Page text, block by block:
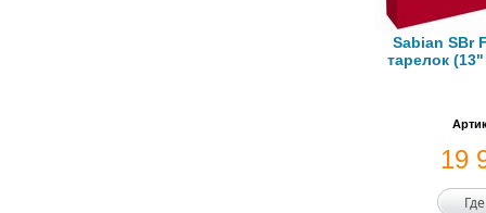
Sabian SBr
тарелок
19